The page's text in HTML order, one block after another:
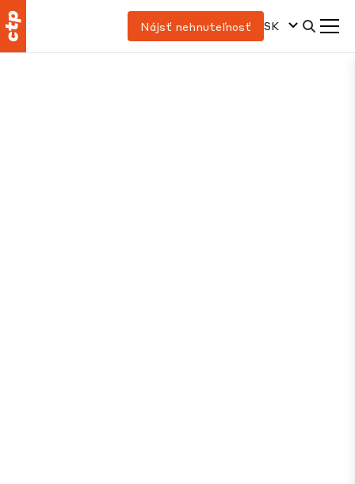
Nájsť nehnuteľnosť SK